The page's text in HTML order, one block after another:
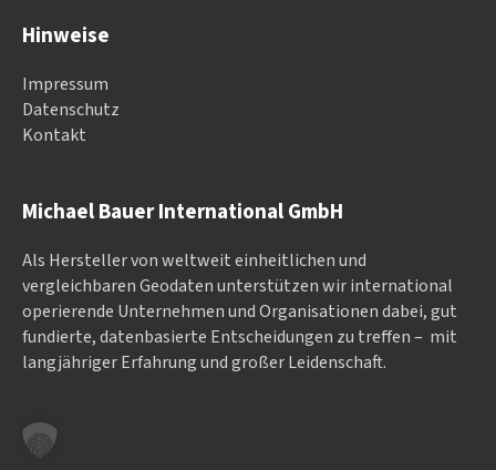
Michael Bauer International GmbH
Als Hersteller von weltweit einheitlichen und
vergleichbaren Geodaten un­ter­stüt­zen wir in­ter­na­tional
ope­rieren­de Un­ter­neh­men und Or­ga­nisa­tionen dabei, gut
fundierte, datenbasierte Entscheidungen zu treffen – mit
langjähriger Erfahrung und großer Leidenschaft.
Hinweise
Impressum
Datenschutz
Kontakt